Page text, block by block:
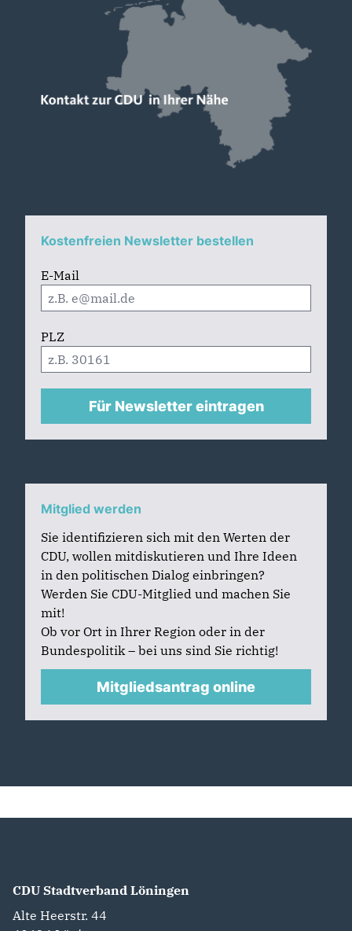
Kostenfreien Newsletter bestellen
E-Mail
PLZ
Für Newsletter eintragen
Mitglied werden
Sie identifizieren sich mit den Werten der
CDU, wollen mitdiskutieren und Ihre Ideen
in den politischen Dialog einbringen?
Werden Sie CDU-Mitglied und machen Sie
mit!
Ob vor Ort in Ihrer Region oder in der
Bundespolitik – bei uns sind Sie richtig!
Mitgliedsantrag online
CDU Stadtverband Löningen
Alte Heerstr. 44